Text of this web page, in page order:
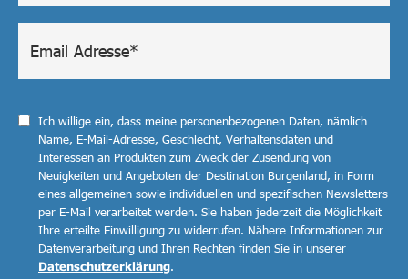
Ich willige ein, dass meine personenbezogenen Daten, nämlich
Name, E-Mail-Adresse, Geschlecht, Verhaltensdaten und
Interessen an Produkten zum Zweck der Zusendung von
Neuigkeiten und Angeboten der Destination Burgenland, in Form
eines allgemeinen sowie individuellen und spezifischen Newsletters
per E-Mail verarbeitet werden. Sie haben jederzeit die Möglichkeit
Ihre erteilte Einwilligung zu widerrufen. Nähere Informationen zur
Datenverarbeitung und Ihren Rechten finden Sie in unserer
Datenschutzerklärung.